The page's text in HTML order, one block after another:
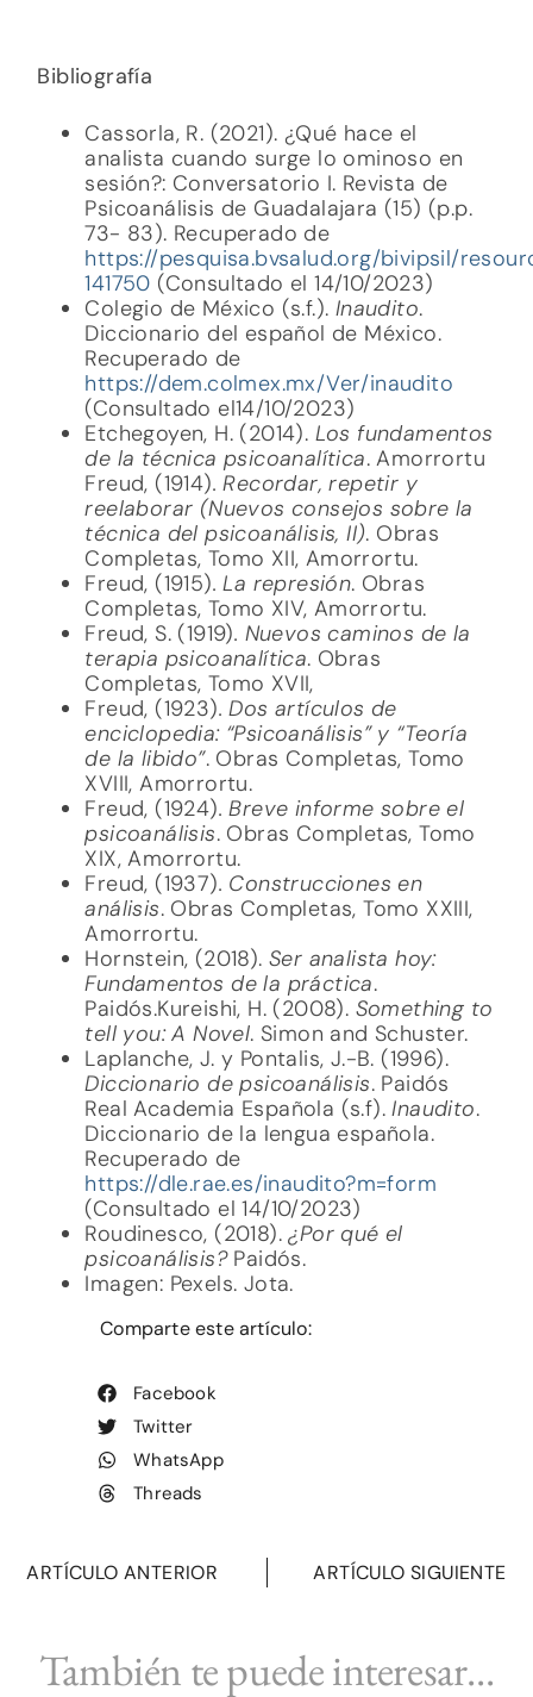
Bibliografía
Cassorla, R. (2021). ¿Qué hace el
analista cuando surge lo ominoso en
sesión?: Conversatorio I. Revista de
Psicoanálisis de Guadalajara (15) (p.p.
73- 83). Recuperado de
https://pesquisa.bvsalud.org/bivipsil/
141750 (Consultado el 14/10/2023)
Colegio de México (s.f.). Inaudito.
Diccionario del español de México.
Recuperado de
https://dem.colmex.mx/Ver/inaudito
(Consultado el14/10/2023)
Etchegoyen, H. (2014). Los fundamentos
de la técnica psicoanalítica. Amorrortu
Freud, (1914). Recordar, repetir y
reelaborar (Nuevos consejos sobre la
técnica del psicoanálisis, II). Obras
Completas, Tomo XII, Amorrortu.
Freud, (1915). La represión. Obras
Completas, Tomo XIV, Amorrortu.
Freud, S. (1919). Nuevos caminos de la
terapia psicoanalítica. Obras
Completas, Tomo XVII,
Freud, (1923). Dos artículos de
enciclopedia: “Psicoanálisis” y “Teoría
de la libido”. Obras Completas, Tomo
XVIII, Amorrortu.
Freud, (1924). Breve informe sobre el
psicoanálisis. Obras Completas, Tomo
XIX, Amorrortu.
Freud, (1937). Construcciones en
análisis. Obras Completas, Tomo XXIII,
Amorrortu.
Hornstein, (2018). Ser analista hoy:
Fundamentos de la práctica.
Paidós.Kureishi, H. (2008). Something to
tell you: A Novel. Simon and Schuster.
Laplanche, J. y Pontalis, J.-B. (1996).
Diccionario de psicoanálisis. Paidós
Real Academia Española (s.f).Inaudito.
Diccionario de la lengua española.
Recuperado de
https://dle.rae.es/inaudito?m=form
(Consultado el 14/10/2023)
Roudinesco, (2018).¿Por qué el
psicoanálisis? Paidós.
Imagen: Pexels. Jota.
Comparte este artículo:
Facebook
Twitter
WhatsApp
Threads
ARTÍCULO ANTERIOR ARTÍCULO SIGUIENTE
También te puede interesar...